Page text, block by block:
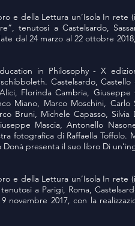
e della Lettura un’Isola In
tenutosi a Castelsardo,
dal 24 marzo al 22 ottobre
in Philosophy - X
Castelsardo,
Florinda Cambria,
Miano, Marco Moschini,
Bruni, Michele Capasso, Silvia
Mascia, Antonello
fotografica di Raffaella Toffolo.
presenta il suo libro Di
e della Lettura un’Isola In
a Parigi, Roma,
novembre 2017, con la